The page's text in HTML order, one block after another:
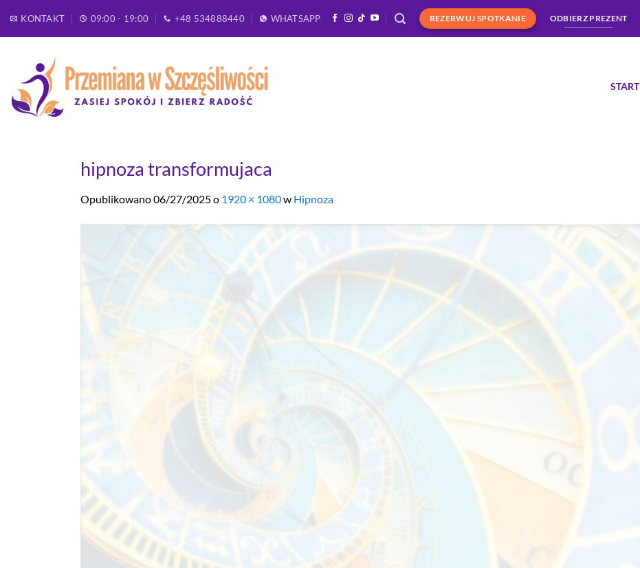
do
KONTAKT 09:00 - 19:00 +48 534888440 WHATSAPP REZERWUJ SPOTKANIE ODBIERZ PREZENT
START
hipnoza transformujaca
Opublikowano06/27/2025o 1920 × 1080w Hipnoza